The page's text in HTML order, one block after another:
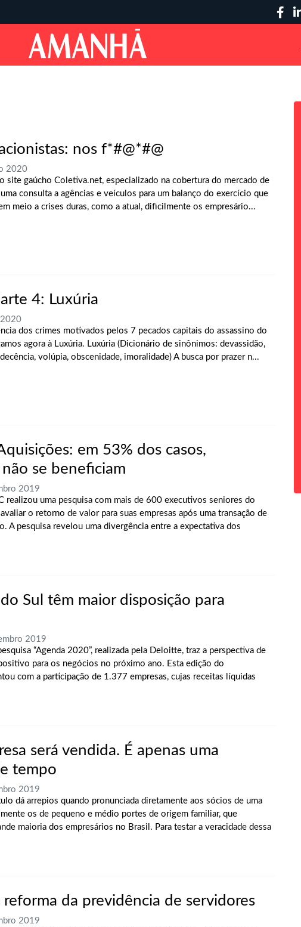
nos f*#@*#@
2020
o site gaúcho Coletiva.net, especializado na cobertura do mercado de
consulta a agências e veículos para um balanço do exercício que
meio a crises duras, como a atual, dificilmente os empresário...
4: Luxúria
2020
dos crimes motivados pelos 7 pecados capitais do assassino do
agora à Luxúria. Luxúria (Dicionário de sinônimos: devassidão,
volúpia, obscenidade, imoralidade) A busca por prazer n...
em 53% dos casos,
se beneficiam
2019
realizou uma pesquisa com mais de 600 executivos seniores do
o retorno de valor para suas empresas após uma transação de
A pesquisa revelou uma divergência entre a expectativa dos
do Sul têm maior disposição para
2019
“Agenda 2020”, realizada pela Deloitte, traz a perspectiva de
para os negócios no próximo ano. Esta edição do
com a participação de 1.377 empresas, cujas receitas líquidas
será vendida. É apenas uma
tempo
2019
dá arrepios quando pronunciada diretamente aos sócios de uma
os de pequeno e médio portes de origem familiar, que
maioria dos empresários no Brasil. Para testar a veracidade dessa
reforma da previdência de servidores
2019